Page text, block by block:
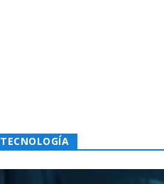
TECNOLOGÍA